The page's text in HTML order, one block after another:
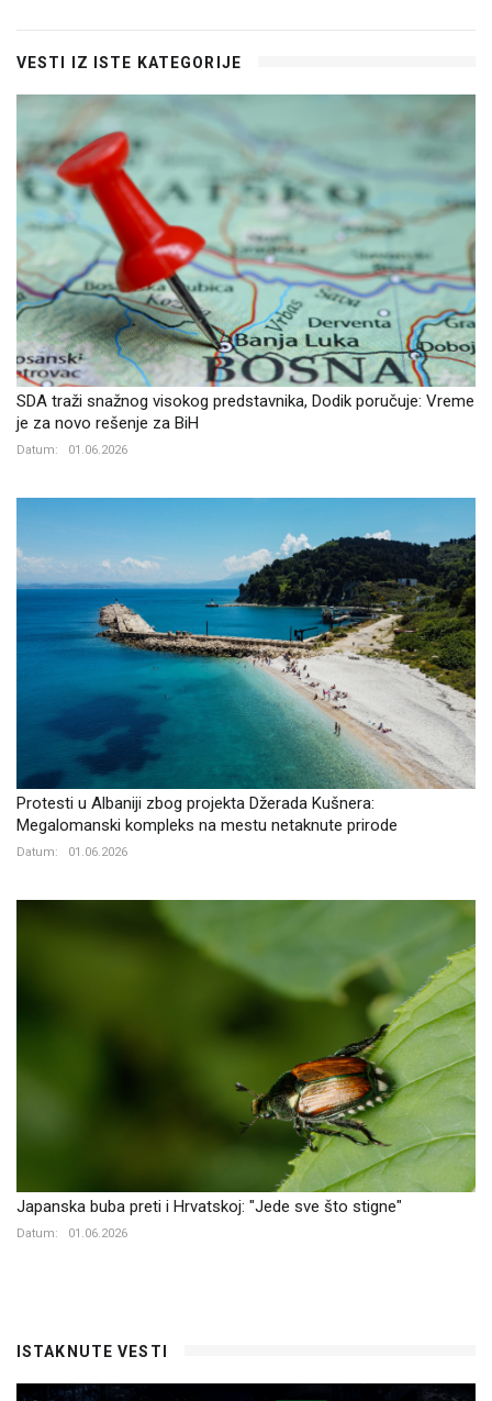
VESTI IZ ISTE KATEGORIJE
SDA traži snažnog visokog predstavnika, Dodik poručuje: Vreme
je za novo rešenje za BiH
Datum: 01.06.2026
Protesti u Albaniji zbog projekta Džerada Kušnera:
Megalomanski kompleks na mestu netaknute prirode
Datum: 01.06.2026
Japanska buba preti i Hrvatskoj: "Jede sve što stigne"
Datum: 01.06.2026
ISTAKNUTE VESTI